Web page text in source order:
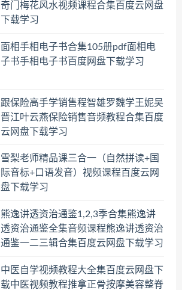
奇门梅花风水视频课程合集百度云网盘
下载学习
面相手相电子书合集105册pdf面相电
子书手相电子书百度网盘下载学习
跟保险高手学销售程智雄罗魏学王妮吴
晋江叶云燕保险销售音频教程合集百度
云网盘下载学习
雪梨老师精品课三合一（自然拼读+国
际音标+口语发音）视频课程百度云网
盘下载学习
熊逸讲透资治通鉴1,2,3季合集熊逸讲
透资治通鉴全集音频课程熊逸讲透资治
通鉴一二三辑合集百度云网盘下载学习
中医自学视频教程大全集百度云网盘下
载中医视频教程推拿正骨按摩美容整脊